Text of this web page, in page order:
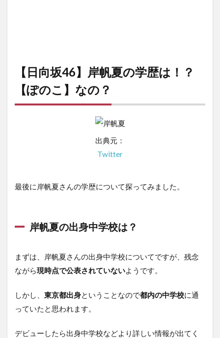
【日向坂46】岸帆夏の学歴は！？
【ぽのこ】なの？
出典元：
Twitter
最後に岸帆夏さんの学歴について探ってみました。
岸帆夏の出身中学校は？
まずは、岸帆夏さんの出身中学校についてですが、残念
ながら現時点で公表されていないようです。
しかし、 東京都出身ということなので都内の中学校に通
っていたと思われます。
デビューしたら出身中学校などより詳しい情報が出てく